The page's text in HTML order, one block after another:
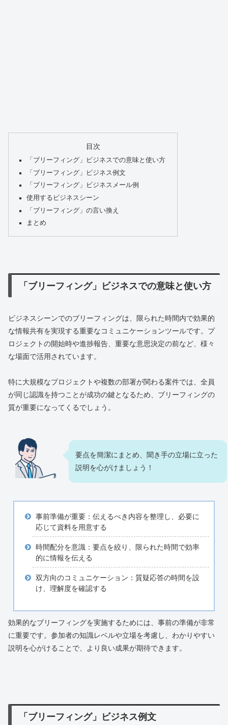
目次
「ブリーフィング」ビジネスでの意味と使い方
「ブリーフィング」ビジネス例文
「ブリーフィング」ビジネスメール例
使用するビジネスシーン
「ブリーフィング」の言い換え
まとめ
「ブリーフィング」ビジネスでの意味と使い方
ビジネスシーンでのブリーフィングは、限られた時間内で効果的
な情報共有を実現する重要なコミュニケーションツールです。プ
ロジェクトの開始時や進捗報告、重要な意思決定の前など、様々
な場面で活用されています。
特に大規模なプロジェクトや複数の部署が関わる案件では、全員
が同じ認識を持つことが成功の鍵となるため、ブリーフィングの
質が重要になってくるでしょう。
要点を簡潔にまとめ、聞き手の立場に立った
説明を心がけましょう！
事前準備が重要：伝えるべき内容を整理し、必要に
応じて資料を用意する
時間配分を意識：要点を絞り、限られた時間で効率
的に情報を伝える
双方向のコミュニケーション：質疑応答の時間を設
け、理解度を確認する
効果的なブリーフィングを実施するためには、事前の準備が非常
に重要です。参加者の知識レベルや立場を考慮し、わかりやすい
説明を心がけることで、より良い成果が期待できます。
「ブリーフィング」ビジネス例文